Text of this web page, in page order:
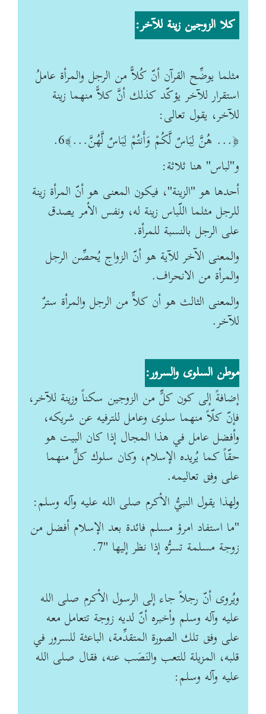
كلا الزوجين زينة للآخر:
مثلما يوضِّح القرآن أنّ كُلاًّ من الرجل والمرأة عاملُ
استقرار للآخر يؤكّد كذلك أنّ‏َ كلاًّ منهما زينة
للآخر، يقول تعالى:
﴿... هُنَّ لِبَاسٌ لَّكُمْ وَأَنتُمْ لِبَاسٌ لَّهُنَّ...﴾6 .
و"لباس" هنا ثلاثة:
أحدها هو "الزينة"، فيكون المعنى هو أنّ المرأة زينة
للرجل مثلما اللّباس زينة له، ونفس الأمر يصدق
على الرجل بالنسبة للمرأة.
والمعنى الآخر للآية هو أنّ الزواج يُحصِّن الرجل
والمرأة من الانحراف.
والمعنى الثالث هو أن كلاٍّ من الرجل والمرأة سترٌ
للآخر.
موطن السلوى والسرور:
إضافةً إلى كون كلٍّ من الزوجين سكناً وزينة للآخر،
فإنّ كلّاً منهما سلوى وعامل للترفيه عن شريكه،
وأفضل عامل في هذا المجال إذا كان البيت هو
حقّاً كما يُريده الإسلام، وكان سلوك كلٍّ منهما
على وفق تعاليمه.
ولهذا يقول النبيُّ الأكرم صلى الله عليه وآله وسلم:
"ما استفاد امرؤ مسلم فائدة بعد الإسلام أفضل من
زوجة مسلمة تسرُّه إذا نظر إليها "7 .
ويُروى أنّ رجلاً جاء إلى الرسول الأكرم صلى الله
عليه وآله وسلم وأخبره أنّ لديه زوجة تتعامل معه
على وفق تلك الصورة المتقدِّمة، الباعثة للسرور في
قلبه، المزيلة للتعب والنَصَب عنه، فقال‏ صلى الله
عليه وآله وسلم: